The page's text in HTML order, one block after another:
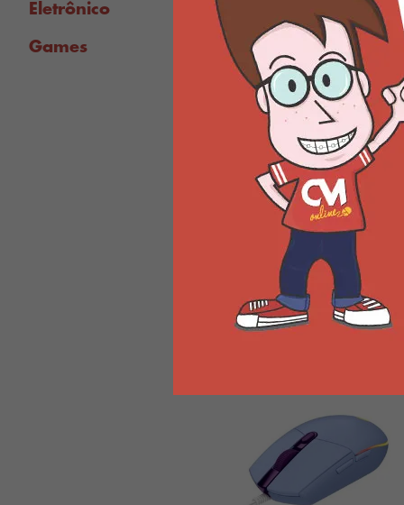
Eletrônico
Games
Mouse Sem Fio Logitech
Pebble 2 M350s, USB
Logi Bolt ou Bluetooth e
Pilha Inclusa - Rosa 910-
007048
R$ 99,90